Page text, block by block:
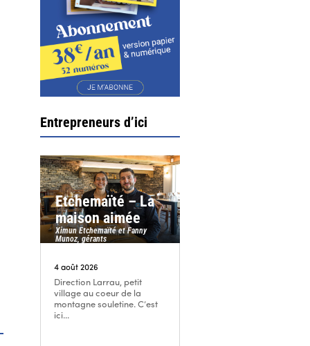
Entrepreneurs d’ici
Etchemaïté – La
maison aimée
Ximun Etchemaïté et Fanny
Munoz, gérants
4 août 2026
Direction Larrau, petit
village au coeur de la
montagne souletine. C’est
ici...